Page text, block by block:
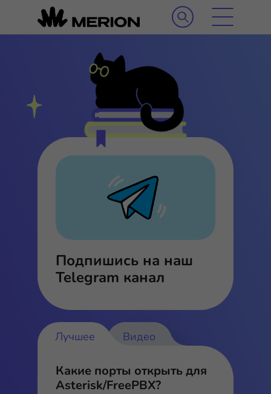
Подпишись на наш
Telegram канал
Лучшее Видео
Какие порты открыть для
Asterisk/FreePBX?